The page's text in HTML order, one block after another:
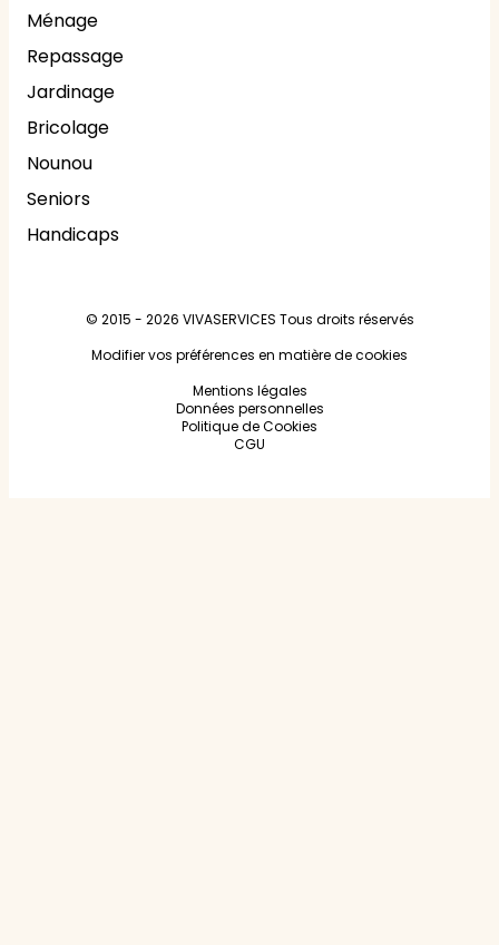
Ménage
Repassage
Jardinage
Bricolage
Nounou
Seniors
Handicaps
© 2015 - 2026 VIVASERVICES Tous droits réservés
Modifier vos préférences en matière de cookies
Mentions légales
Données personnelles
Politique de Cookies
CGU